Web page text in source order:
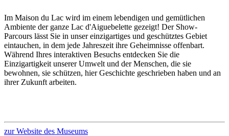
Im Maison du Lac wird im einem lebendigen und gemütlichen
Ambiente der ganze Lac d'Aiguebelette gezeigt! Der Show-
Parcours lässt Sie in unser einzigartiges und geschütztes Gebiet
eintauchen, in dem jede Jahreszeit ihre Geheimnisse offenbart.
Während Ihres interaktiven Besuchs entdecken Sie die
Einzigartigkeit unserer Umwelt und der Menschen, die sie
bewohnen, sie schützen, hier Geschichte geschrieben haben und an
ihrer Zukunft arbeiten.
zur Website des Museums